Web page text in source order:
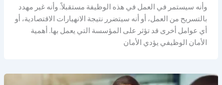
وأنه سيستمر في العمل في هذه الوظيفة مستقبلاً. وأنه غير مهدد
بالتسريح من العمل، أو أنه سيتضرر نتيجة الانهيارات الاقتصادية، أو
أي عوامل أخرى قد تؤثر على المؤسسة التي يعمل بها. أهمية
الأمان الوظيفي يؤدي الأمان